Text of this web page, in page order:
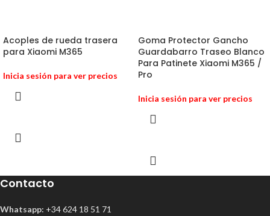
Acoples de rueda trasera
para Xiaomi M365
Inicia sesión para ver precios
Goma Protector Gancho
Guardabarro Traseo Blanco
Para Patinete Xiaomi M365 /
Pro
Inicia sesión para ver precios
Contacto
Whatsapp: +34 624 18 51 71